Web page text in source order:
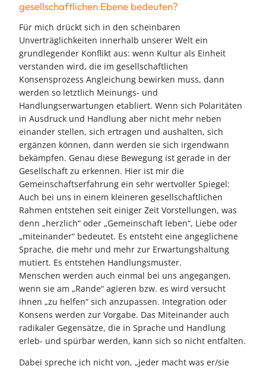
gesellschaftlichen Ebene bedeuten?
Für mich drückt sich in den scheinbaren
Unverträglichkeiten innerhalb unserer Welt ein
grundlegender Konflikt aus: wenn Kultur als Einheit
verstanden wird, die im gesellschaftlichen
Konsensprozess Angleichung bewirken muss, dann
werden so letztlich Meinungs- und
Handlungserwartungen etabliert. Wenn sich Polaritäten
in Ausdruck und Handlung aber nicht mehr neben
einander stellen, sich ertragen und aushalten, sich
ergänzen können, dann werden sie sich irgendwann
bekämpfen. Genau diese Bewegung ist gerade in der
Gesellschaft zu erkennen. Hier ist mir die
Gemeinschaftserfahrung ein sehr wertvoller Spiegel:
Auch bei uns in einem kleineren gesellschaftlichen
Rahmen entstehen seit einiger Zeit Vorstellungen, was
denn „herzlich“ oder „Gemeinschaft leben“, Liebe oder
„miteinander“ bedeutet. Es entsteht eine angeglichene
Sprache, die mehr und mehr zur Erwartungshaltung
mutiert. Es entstehen Handlungsmuster.
Menschen werden auch einmal bei uns angegangen,
wenn sie am „Rande“ agieren bzw. es wird versucht
ihnen „zu helfen“ sich anzupassen. Integration oder
Konsens werden zur Vorgabe. Das Miteinander auch
radikaler Gegensätze, die in Sprache und Handlung
erleb- und spürbar werden, kann sich so nicht entfalten.
Dabei spreche ich nicht von, „jeder macht was er/sie